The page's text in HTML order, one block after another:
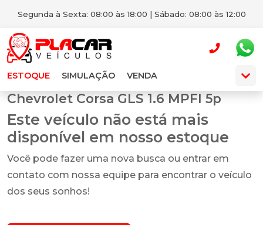
Segunda à Sexta: 08:00 às 18:00 | Sábado: 08:00 às 12:00
ESTOQUE SIMULAÇÃO VENDA
Chevrolet Corsa GLS 1.6 MPFI 5p
Este veículo não está mais
disponível em nosso estoque
Você pode fazer uma nova busca ou entrar em
contato com nossa equipe para encontrar o veículo
dos seus sonhos!